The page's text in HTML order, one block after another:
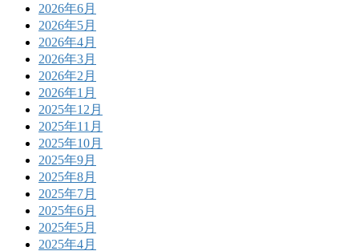
2026年6月
2026年5月
2026年4月
2026年3月
2026年2月
2026年1月
2025年12月
2025年11月
2025年10月
2025年9月
2025年8月
2025年7月
2025年6月
2025年5月
2025年4月